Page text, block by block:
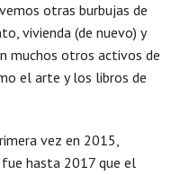
otras burbujas de
vivienda (de nuevo) y
muchos otros activos de
el arte y los libros de
vez en 2015,
fue hasta 2017 que el